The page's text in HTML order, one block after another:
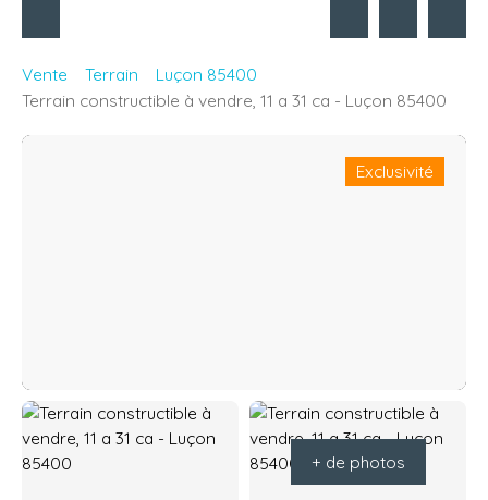
Vente Terrain
Luçon 85400
Terrain constructible à vendre, 11 a 31 ca - Luçon 85400
Exclusivité
+ de photos